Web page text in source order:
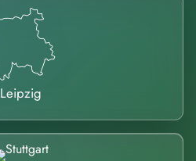
Leipzig